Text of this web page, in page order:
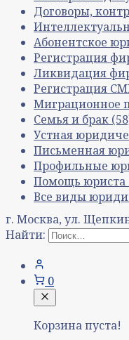
Договоры,
Абонентское
Регистрация
Ликвидация
Регистрация
Миграционное
Семья и брак
Устная
Письменная
Профильные
Помощь юриста
Все виды
г. Москва, ул.
Найти:
0
Корзина пуста!